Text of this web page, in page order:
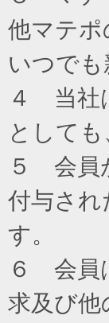
他マテ
いつで
４ 当社
として
５ 会員
付与さ
す。
６ 会員
求及び